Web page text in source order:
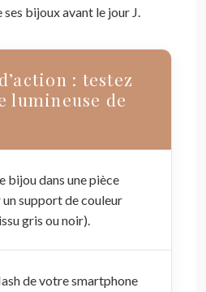
bijoux avant le jour J.
: testez
lumineuse de
bijou dans une pièce
un support de couleur
gris ou noir).
de votre smartphone